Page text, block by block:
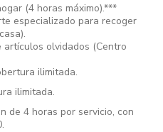
(4 horas máximo).***
especializado para recoger
artículos olvidados (Centro
ilimitada.
ilimitada.
de 4 horas por servicio, con